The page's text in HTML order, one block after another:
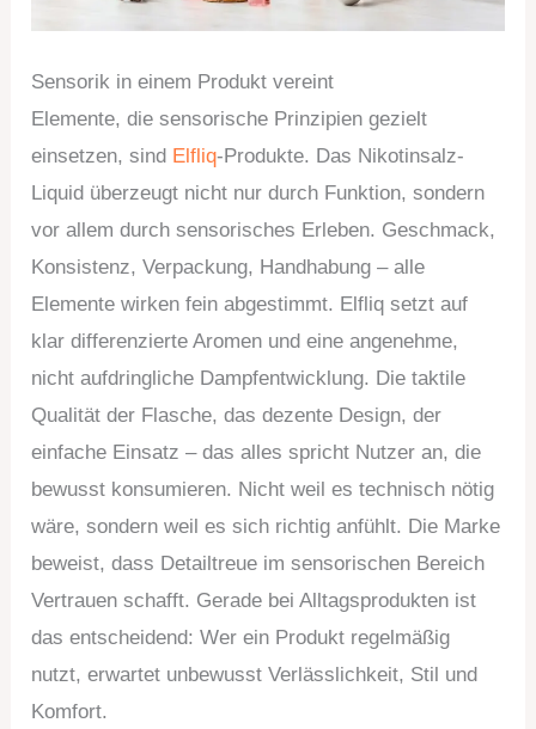
Sensorik in einem Produkt vereint
Elemente, die sensorische Prinzipien gezielt
einsetzen, sind Elfliq-Produkte. Das Nikotinsalz-
Liquid überzeugt nicht nur durch Funktion, sondern
vor allem durch sensorisches Erleben. Geschmack,
Konsistenz, Verpackung, Handhabung – alle
Elemente wirken fein abgestimmt. Elfliq setzt auf
klar differenzierte Aromen und eine angenehme,
nicht aufdringliche Dampfentwicklung. Die taktile
Qualität der Flasche, das dezente Design, der
einfache Einsatz – das alles spricht Nutzer an, die
bewusst konsumieren. Nicht weil es technisch nötig
wäre, sondern weil es sich richtig anfühlt. Die Marke
beweist, dass Detailtreue im sensorischen Bereich
Vertrauen schafft. Gerade bei Alltagsprodukten ist
das entscheidend: Wer ein Produkt regelmäßig
nutzt, erwartet unbewusst Verlässlichkeit, Stil und
Komfort.